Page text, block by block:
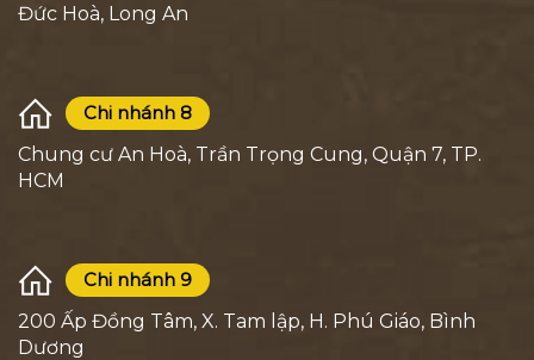
Đức Hoà, Long An
Chi nhánh 8
Chung cư An Hoà, Trần Trọng Cung, Quận 7, TP.
HCM
Chi nhánh 9
200 Ấp Đồng Tâm, X. Tam lập, H. Phú Giáo, Bình
Dương